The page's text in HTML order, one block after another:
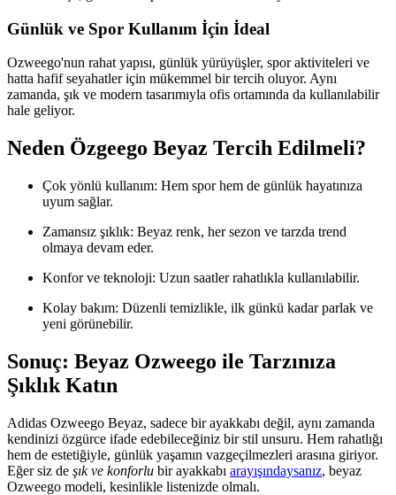
Günlük ve Spor Kullanım İçin İdeal
Ozweego'nun rahat yapısı, günlük yürüyüşler, spor aktiviteleri ve
hatta hafif seyahatler için mükemmel bir tercih oluyor. Aynı
zamanda, şık ve modern tasarımıyla ofis ortamında da kullanılabilir
hale geliyor.
Neden Özgeego Beyaz Tercih Edilmeli?
Çok yönlü kullanım: Hem spor hem de günlük hayatınıza
uyum sağlar.
Zamansız şıklık: Beyaz renk, her sezon ve tarzda trend
olmaya devam eder.
Konfor ve teknoloji: Uzun saatler rahatlıkla kullanılabilir.
Kolay bakım: Düzenli temizlikle, ilk günkü kadar parlak ve
yeni görünebilir.
Sonuç: Beyaz Ozweego ile Tarzınıza
Şıklık Katın
Adidas Ozweego Beyaz, sadece bir ayakkabı değil, aynı zamanda
kendinizi özgürce ifade edebileceğiniz bir stil unsuru. Hem rahatlığı
hem de estetiğiyle, günlük yaşamın vazgeçilmezleri arasına giriyor.
Eğer siz de şık ve konforlu bir ayakkabı arayışındaysanız, beyaz
Ozweego modeli, kesinlikle listenizde olmalı.